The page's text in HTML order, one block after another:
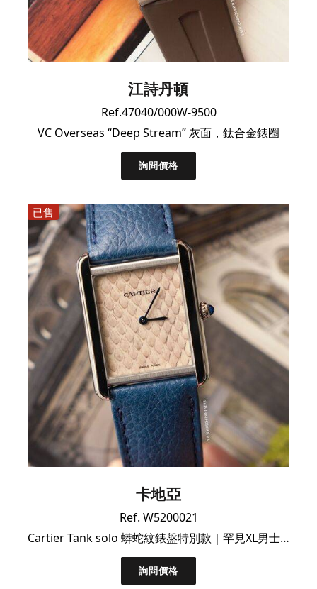
江詩丹頓
Ref.47040/000W-9500
VC Overseas “Deep Stream” 灰面，鈦合金錶圈
詢問價格
已售
卡地亞
Ref. W5200021
Cartier Tank solo 蟒蛇紋錶盤特別款｜罕見XL男士尺寸
詢問價格